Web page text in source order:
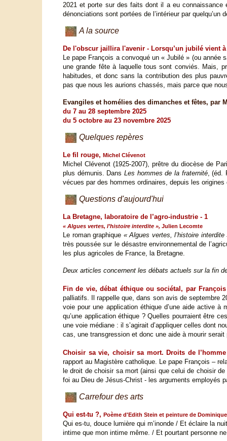
2021 et porte sur des faits dont il a eu
dénonciations sont portées de l’intérieur par quelqu’un
A la source
De l'obscur jaillira l'avenir - Lorsqu’un jubilé vient
Le pape François a convoqué un « Jubilé » (ou année
une grande fête à laquelle tous sont conviés. Mais,
habitudes, et donc sans la contribution des plus
pas que nous les aurions chassés, mais parce que
Evangiles et homélies des dimanches et fêtes, par
du 7 au 28 septembre 2025
du 5 octobre au 23 novembre 2025
Quelques repères
Le fil rouge, Michel Clévenot
Michel Clévenot (1925-2007), prêtre du diocèse de
plus démunis. DansLes hommes de la fraternité, (éd.
vécues par des hommes ordinaires, depuis les
Questions d'aujourd'hui
La Bretagne, laboratoire de l’agro-industrie - 1
« Algues vertes, l’histoire interdite », Julien Lecomte
Le roman graphique « Algues vertes, l’histoire interdite
très poussée sur le désastre environnemental de
les plus agricoles de France, la Bretagne.
Deux articles concernent les débats actuels sur la fin
Fin de vie, débat éthique ou sociétal, par
palliatifs. Il rappelle que, dans son avis de septembre
voie pour une application éthique d’une aide active à
qu’une application éthique ? Quelles pourraient être
une voie médiane : il s’agirait d’appliquer celles dont
cas, une transgression et donc une aide à mourir serait
Choisir sa vie, choisir sa mort. Droits de
rapport au Magistère catholique. Le pape François –
le droit de choisir sa mort (ainsi que celui de choisir
foi au Dieu de Jésus-Christ - les arguments employés
Carrefour des arts
Qui est-tu ?, Poème d'Edith Stein et peinture de
Qui es-tu, douce lumière qui m’inonde / Et éclaire la
intime que mon intime même. / Et pourtant personne